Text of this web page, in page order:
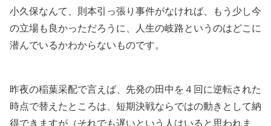
小久保なんて、則本引っ張り事件がなければ、もう少し今
の立場も良かっただろうに、人生の岐路というのはどこに
潜んでいるかわからないものです。
昨夜の稲葉采配で言えば、先発の田中を４回に逆転された
時点で替えたところは、短期決戦ならではの動きとして納
得できますが（それでも遅いという人はいると思われま